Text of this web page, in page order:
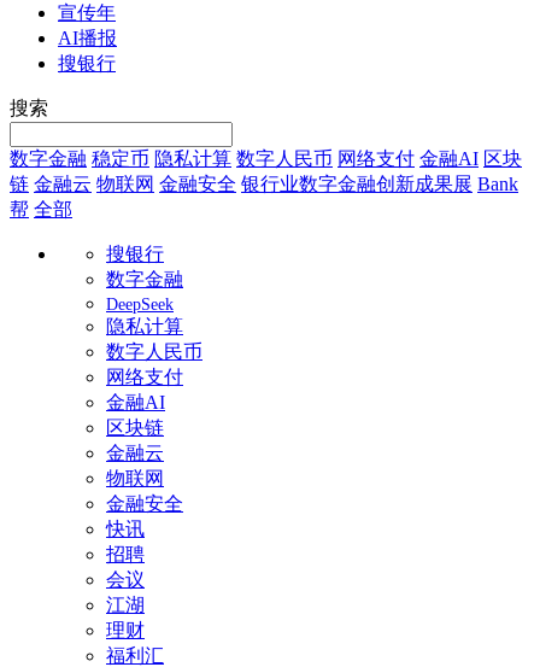
宣传年
AI播报
搜银行
搜索
数字金融 稳定币 隐私计算 数字人民币 网络支付 金融AI 区块
链 金融云 物联网 金融安全 银行业数字金融创新成果展 Bank
帮 全部
搜银行
数字金融
DeepSeek
隐私计算
数字人民币
网络支付
金融AI
区块链
金融云
物联网
金融安全
快讯
招聘
会议
江湖
理财
福利汇